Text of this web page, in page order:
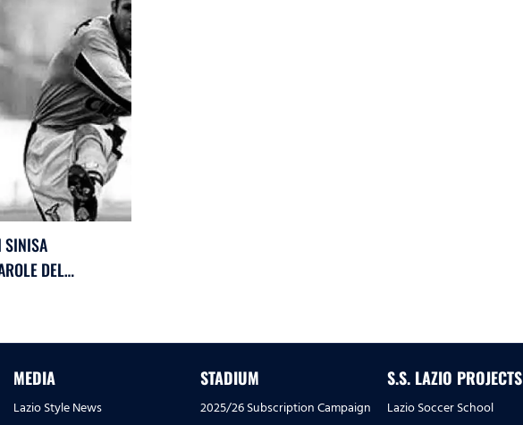
SINISA
DEL
LOTITO
MEDIA
Lazio Style News
STADIUM
2025/26 Subscription Campaign
S.S. LAZIO PROJECTS
Lazio Soccer School